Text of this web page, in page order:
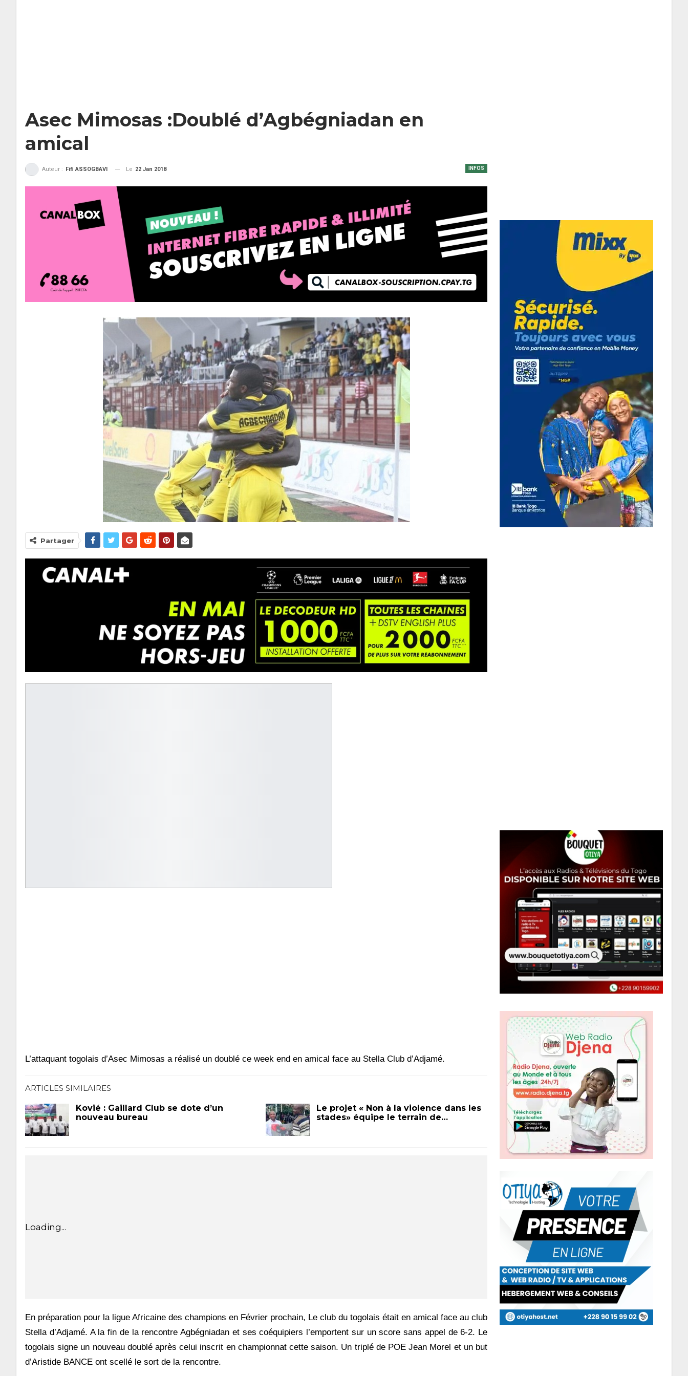
Asec Mimosas :Doublé d’Agbégniadan en
amical
INFOS
Auteur : Fifi ASSOGBAVI Le 22 Jan 2018
Partager
L’attaquant togolais d’Asec Mimosas a réalisé un doublé ce week end en amical face au Stella Club d’Adjamé.
ARTICLES SIMILAIRES
Kovié : Gaillard Club se dote d’un
nouveau bureau
Le projet « Non à la violence dans les
stades» équipe le terrain de…
Loading...
En préparation pour la ligue Africaine des champions en Février prochain, Le club du togolais était en amical face au club
Stella d’Adjamé. A la fin de la rencontre Agbégniadan et ses coéquipiers l’emportent sur un score sans appel de 6-2. Le
togolais signe un nouveau doublé après celui inscrit en championnat cette saison. Un triplé de POE Jean Morel et un but
d’Aristide BANCE ont scellé le sort de la rencontre.